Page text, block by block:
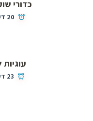
כדורי
20 דקות
עוגיות
23 דקות